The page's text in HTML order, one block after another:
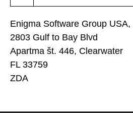
Enigma Software Group USA,
2803 Gulf to Bay Blvd
Apartma št. 446, Clearwater
FL 33759
ZDA